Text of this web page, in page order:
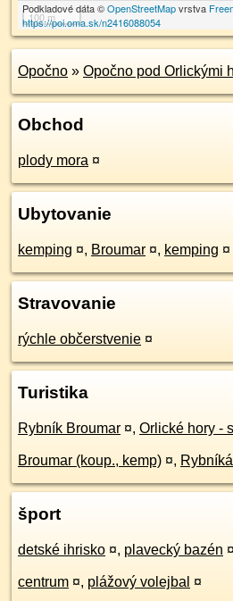
100 m
Podkladové dáta ©OpenStreetMapvrstva
https://poi.oma.sk/n2416088054
Opočno » Opočno pod Orlickými
Obchod
plody mora ¤
Ubytovanie
kemping ¤, Broumar ¤, kemping ¤
Stravovanie
rýchle občerstvenie ¤
Turistika
Rybník Broumar ¤, Orlické hory -
Broumar (koup., kemp) ¤,
šport
detské ihrisko ¤, plavecký bazén ¤
centrum ¤, plážový volejbal ¤